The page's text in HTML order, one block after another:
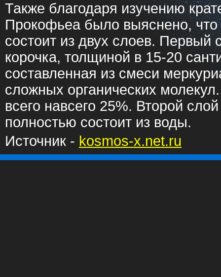
Также благодаря изучению
Прокофьеа было выяснено, что
состоит из двух слоев. Первый
корочка, толщиной в 15-20
составленная из смеси
сложных органических
всего навсего 25%. Второй
полностью состоит из воды.
Источник - kosmos-x.net.ru